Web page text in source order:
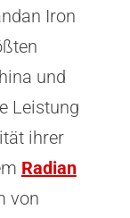
Iron
und
Leistung
ihrer
Radian
von